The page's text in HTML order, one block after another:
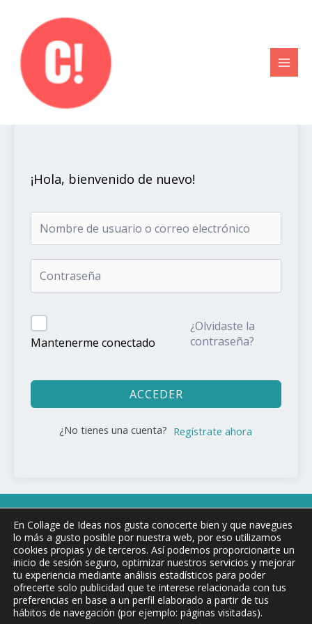
contenido
¡Hola, bienvenido de nuevo!
Mantenerme conectado
¿Olvidaste la
contraseña?
ACCEDER
¿No tienes una cuenta? Regístrate ahora
Aviso Legal y condiciones de uso
Política de privacidad
Política de Cookies
En Collage de Ideas nos gusta conocerte bien y que navegues
lo más a gusto posible por nuestra web, por eso utilizamos
cookies propias y de terceros. Así podemos proporcionarte un
inicio de sesión seguro, optimizar nuestros servicios y mejorar
tu experiencia mediante análisis estadísticos para poder
ofrecerte solo publicidad que te interese relacionada con tus
preferencias en base a un perfil elaborado a partir de tus
hábitos de navegación (por ejemplo: páginas visitadas).